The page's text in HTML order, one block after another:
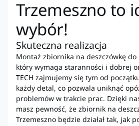
Trzemeszno to
wybór!
Skuteczna realizacja
Montaż zbiornika na deszczówkę
który wymaga staranności i dobrej
TECH zajmujemy się tym od
każdy detal, co pozwala uniknąć
problemów w trakcie prac. Dzięki
masz pewność, że zbiornik na
Trzemeszno będzie działał tak, jak